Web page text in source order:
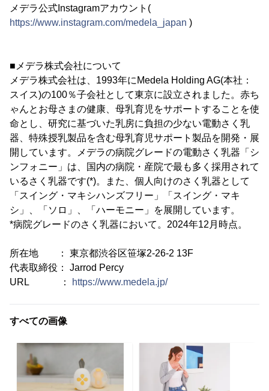
メデラ公式Instagramアカウント(
https://www.instagram.com/medela_japan )
■メデラ株式会社について
メデラ株式会社は、1993年にMedela Holding AG(本社：
スイス)の100％子会社として東京に設立されました。赤ち
ゃんとお母さまの健康、母乳育児をサポートすることを使
命とし、研究に基づいた乳房に負担の少ない電動さく乳
器、特殊授乳製品を含む母乳育児サポート製品を開発・展
開しています。メデラの病院グレードの電動さく乳器「シ
ンフォニー」は、国内の病院・産院で最も多く採用されて
いるさく乳器です(*)。また、個人向けのさく乳器として
「スイング・マキシハンズフリー」「スイング・マキ
シ」、「ソロ」、「ハーモニー」を展開しています。
*病院グレードのさく乳器において。2024年12月時点。
所在地 ： 東京都渋谷区笹塚2-26-2 13F
代表取締役： Jarrod Percy
URL ：
https://www.medela.jp/
すべての画像